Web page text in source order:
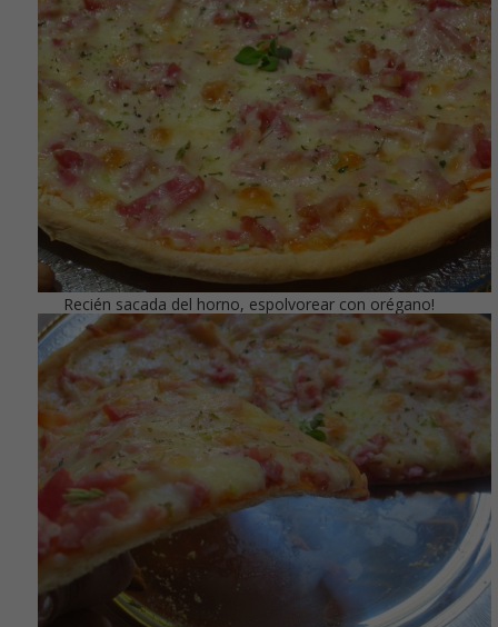
Recién sacada del horno, espolvorear con orégano!